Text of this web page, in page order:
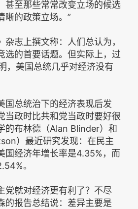
甚至那些常常改变立场的候选
晰的政策立场。”
杂志上撰文称：人们总认为，
选的首要话题。但实际上，过
，美国总统几乎对经济没有
国总统治下的经济表现后发
当政时比共和党当政时要好很
的布林德（Alan Blinder）和
）最近研究发现：在民主
国经济年增长率是4.35%，而
。
党就对经济更有利了？不尽
的报告总结说：差异主要是